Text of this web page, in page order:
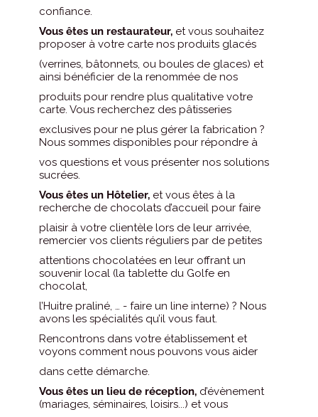
confiance.
Vous êtes un restaurateur, et vous souhaitez
proposer à votre carte nos produits glacés
(verrines, bâtonnets, ou boules de glaces) et
ainsi bénéficier de la renommée de nos
produits pour rendre plus qualitative votre
carte. Vous recherchez des pâtisseries
exclusives pour ne plus gérer la fabrication ?
Nous sommes disponibles pour répondre à
vos questions et vous présenter nos solutions
sucrées.
Vous êtes un Hôtelier, et vous êtes à la
recherche de chocolats d’accueil pour faire
plaisir à votre clientèle lors de leur arrivée,
remercier vos clients réguliers par de petites
attentions chocolatées en leur offrant un
souvenir local (la tablette du Golfe en
chocolat,
l’Huitre praliné, … - faire un line interne) ? Nous
avons les spécialités qu’il vous faut.
Rencontrons dans votre établissement et
voyons comment nous pouvons vous aider
dans cette démarche.
Vous êtes un lieu de réception, d’évènement
(mariages, séminaires, loisirs...) et vous